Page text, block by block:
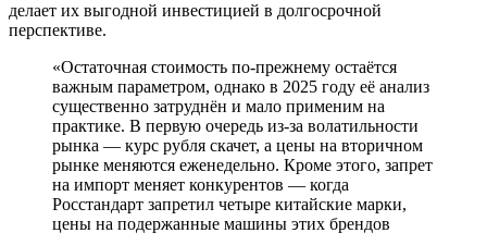
делает их выгодной инвестицией в долгосрочной
перспективе.
«Остаточная стоимость по-прежнему остаётся
важным параметром, однако в 2025 году её анализ
существенно затруднён и мало применим на
практике. В первую очередь из-за волатильности
рынка — курс рубля скачет, а цены на вторичном
рынке меняются еженедельно. Кроме этого, запрет
на импорт меняет конкурентов — когда
Росстандарт запретил четыре китайские марки,
цены на подержанные машины этих брендов